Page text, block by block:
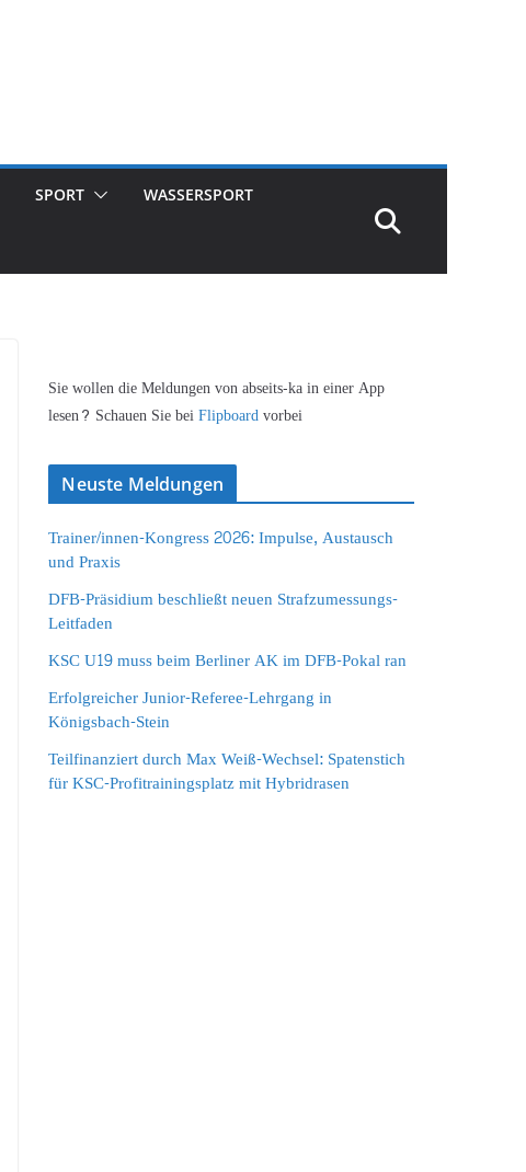
SPORT WASSERSPORT
Sie wollen die Meldungen von abseits-ka in einer App
lesen? Schauen Sie beiFlipboardvorbei
Neuste Meldungen
Trainer/innen-Kongress 2026: Impulse, Austausch
und Praxis
DFB-Präsidium beschließt neuen Strafzumessungs-
Leitfaden
KSC U19 muss beim Berliner AK im DFB-Pokal ran
Erfolgreicher Junior-Referee-Lehrgang in
Königsbach-Stein
Teilfinanziert durch Max Weiß-Wechsel: Spatenstich
für KSC-Profitrainingsplatz mit Hybridrasen